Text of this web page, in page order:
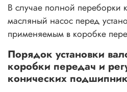
В случае полной переборки
масляный насос перед
применяемым в коробке
Порядок установки
коробки передач и
конических